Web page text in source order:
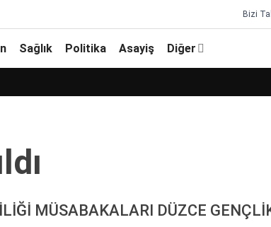
Bizi
Sağlık Politika Asayiş Diğer
MÜSABAKALARI DÜZCE